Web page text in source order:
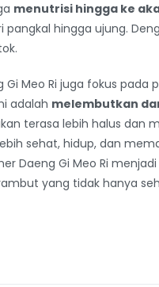
menutrisi hingga ke
hingga ujung.
Gi Meo Ri juga fokus
adalah melembutkan
terasa lebih halus dan
sehat, hidup, dan
Daeng Gi Meo Ri
yang tidak hanya